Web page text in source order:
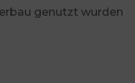
genutzt wurden